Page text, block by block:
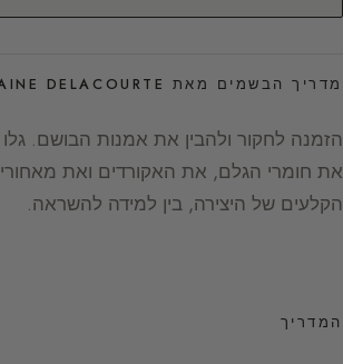
מדריך הבשמים מאת SYLVAINE DELACOURTE
הזמנה לחקור ולהבין את אמנות הבושם. גלו
את חומרי הגלם, את האקורדים ואת מאחורי
הקלעים של היצירה, בין למידה להשראה.
המדריך